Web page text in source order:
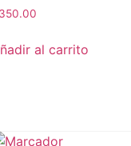
350.00
al carrito